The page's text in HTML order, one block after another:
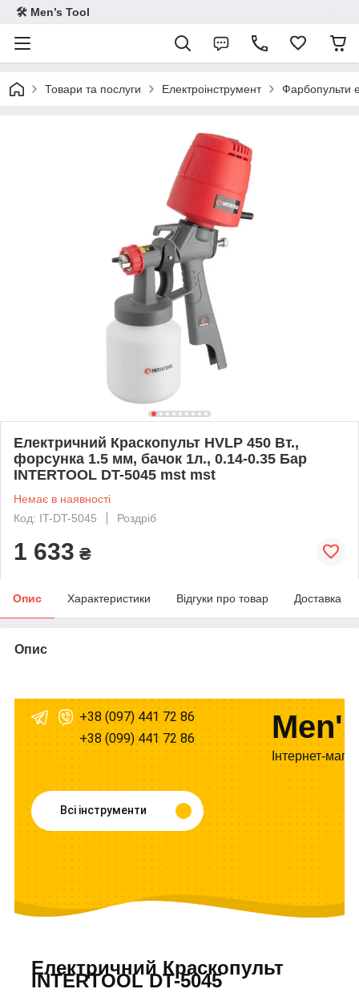
🛠 Men’s Tool
Товари та послуги Електроінструмент Фарбопульти
Електричний Краскопульт HVLP 450 Вт.,
форсунка 1.5 мм, бачок 1л., 0.14-0.35 Бар
INTERTOOL DT-5045 mst mst
Немає в наявності
Код: IT-DT-5045
Роздріб
1 633 ₴
Опис Характеристики Відгуки про товар Доставка
Опис
+38 (097) 441 72 86
+38 (099) 441 72 86
Інтернет-
Всі інструменти
Електричний Краскопульт
INTERTOOL DT-5045